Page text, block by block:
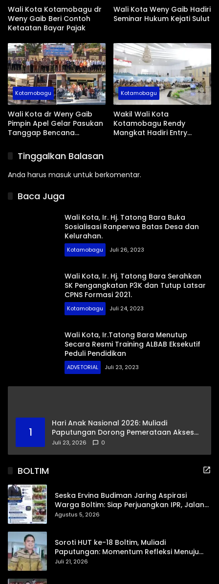
Wali Kota Kotamobagu dr
Weny Gaib Beri Contoh
Ketaatan Bayar Pajak
Wali Kota Weny Gaib Hadiri
Seminar Hukum Kejati Sulut
Kotamobagu
Wali Kota dr Weny Gaib
Pimpin Apel Gelar Pasukan
Tanggap Bencana
Kotamobagu
Wakil Wali Kota
Kotamobagu Rendy
Mangkat Hadiri Entry
Tinggalkan Balasan
Anda harus masuk untuk berkomentar.
Baca Juga
Wali Kota, Ir. Hj. Tatong Bara Buka
Sosialisasi Ranperwa Batas Desa dan
Kelurahan.
Kotamobagu Juli 26, 2023
Wali Kota, Ir. Hj. Tatong Bara Serahkan
SK Pengangkatan P3K dan Tutup Latsar
CPNS Formasi 2021.
Kotamobagu Juli 24, 2023
Wali Kota, Ir.Tatong Bara Menutup
Secara Resmi Training ALBAB Eksekutif
Peduli Pendidikan
ADVETORIAL Juli 23, 2023
1
Hari Anak Nasional 2026: Muliadi
Paputungan Dorong Pemerataan Akses
Pendidikan dan Proteksi Digital Anak Sulut
Juli 23, 2026 0
BOLTIM
Seska Ervina Budiman Jaring Aspirasi
Warga Boltim: Siap Perjuangkan IPR, Jalan
Trans, hingga Pemasaran UMKM
Agustus 5, 2026
Soroti HUT ke-18 Boltim, Muliadi
Paputungan: Momentum Refleksi Menuju
Daerah Mandiri dan Berdaya Saing
Juli 21, 2026